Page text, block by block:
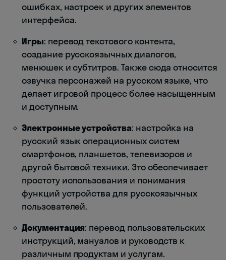
ошибках, настроек и других элементов
интерфейса.
Игры: перевод текстового контента,
создание русскоязычных диалогов,
менюшек и субтитров. Также сюда относится
озвучка персонажей на русском языке, что
делает игровой процесс более насыщенным
и доступным.
Электронные устройства: настройка на
русский язык операционных систем
смартфонов, планшетов, телевизоров и
другой бытовой техники. Это обеспечивает
простоту использования и понимания
функций устройства для русскоязычных
пользователей.
Документация: перевод пользовательских
инструкций, мануалов и руководств к
различным продуктам и услугам.